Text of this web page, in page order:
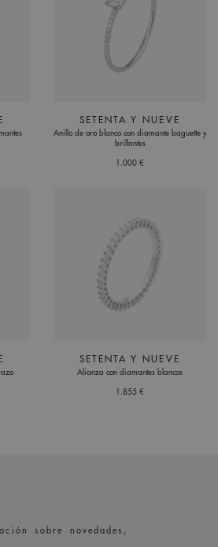
SETENTA Y NUEVE
Anillo de oro blanco con diamante baguette y
brillantes
1.000 €
SETENTA Y NUEVE
Alianza con diamantes blancos
1.855 €
sobre novedades,